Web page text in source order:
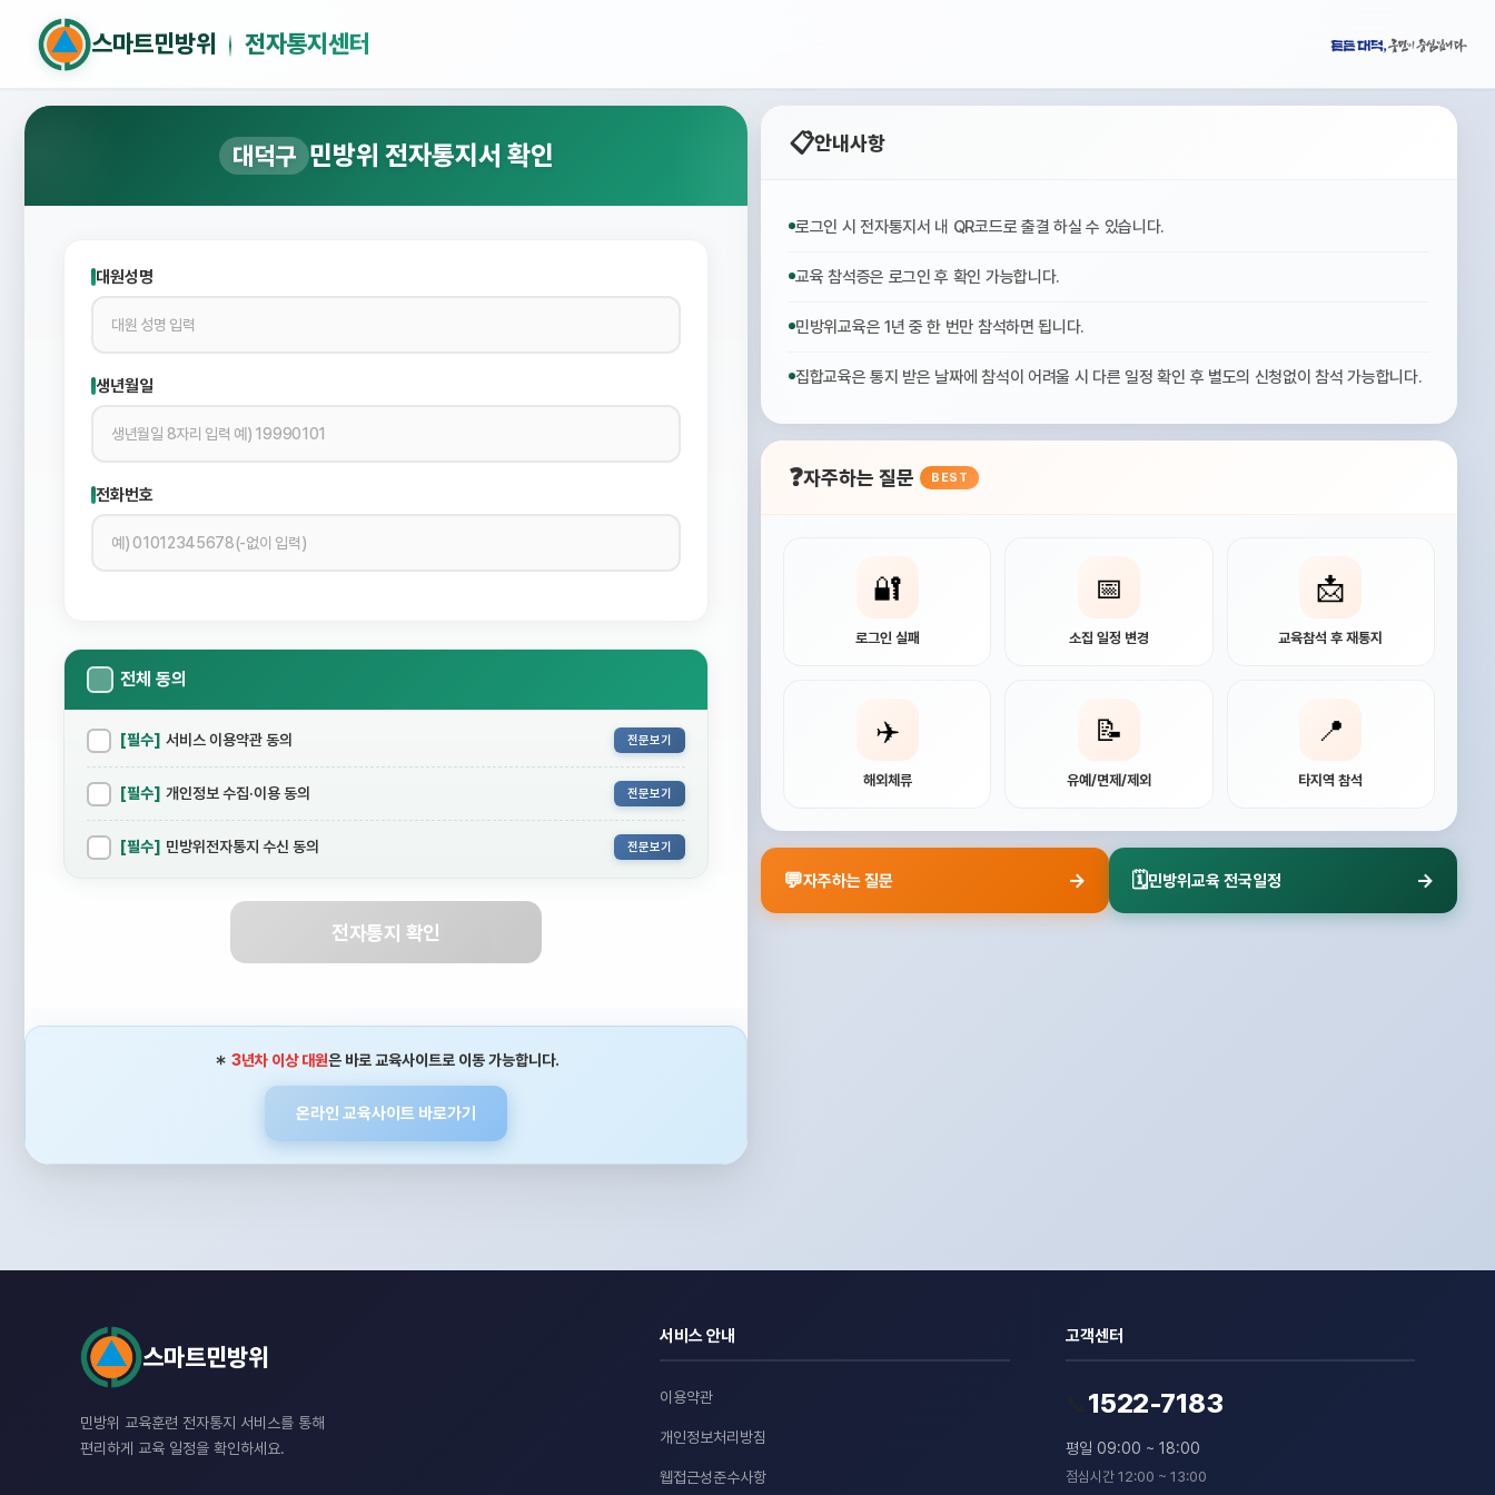
스마트민방위 전자통지센터
대덕구 민방위 전자통지서 확인
대원성명
생년월일
전화번호
전체 동의
[필수] 서비스 이용약관 동의 전문보기
[필수] 개인정보 수집·이용 동의 전문보기
[필수] 민방위전자통지 수신 동의 전문보기
전자통지 확인
＊ 3년차 이상 대원은 바로 교육사이트로 이동 가능합니다.
온라인 교육사이트 바로가기
📋안내사항
로그인 시 전자통지서 내 QR코드로 출결 하실 수 있습니다.
교육 참석증은 로그인 후 확인 가능합니다.
민방위교육은 1년 중 한 번만 참석하면 됩니다.
집합교육은 통지 받은 날짜에 참석이 어려울 시 다른 일정 확인 후 별도의 신청없이 참석 가능합니다.
❓자주하는 질문 BEST
🔐
로그인 실패
📅
소집 일정 변경
📩
교육참석 후 재통지
✈️
해외체류
📝
유예/면제/제외
📍
타지역 참석
💬자주하는 질문 → 🗓️민방위교육 전국일정 →
스마트민방위
민방위 교육훈련 전자통지 서비스를 통해
편리하게 교육 일정을 확인하세요.
서비스 안내
이용약관
개인정보처리방침
웹접근성준수사항
고객센터
1522-7183
평일 09:00 ~ 18:00
점심시간 12:00 ~ 13:00